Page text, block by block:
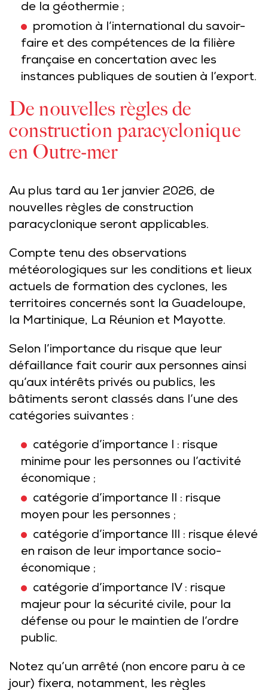
de la géothermie ;
promotion à l’international du savoir-
faire et des compétences de la filière
française en concertation avec les
instances publiques de soutien à l’export.
De nouvelles règles de
construction paracyclonique
en Outre-mer
Au plus tard au 1er janvier 2026, de
nouvelles règles de construction
paracyclonique seront applicables.
Compte tenu des observations
météorologiques sur les conditions et lieux
actuels de formation des cyclones, les
territoires concernés sont la Guadeloupe,
la Martinique, La Réunion et Mayotte.
Selon l’importance du risque que leur
défaillance fait courir aux personnes ainsi
qu’aux intérêts privés ou publics, les
bâtiments seront classés dans l’une des
catégories suivantes :
catégorie d’importance I : risque
minime pour les personnes ou l’activité
économique ;
catégorie d’importance II : risque
moyen pour les personnes ;
catégorie d’importance III : risque élevé
en raison de leur importance socio-
économique ;
catégorie d’importance IV : risque
majeur pour la sécurité civile, pour la
défense ou pour le maintien de l’ordre
public.
Notez qu’un arrêté (non encore paru à ce
jour) fixera, notamment, les règles